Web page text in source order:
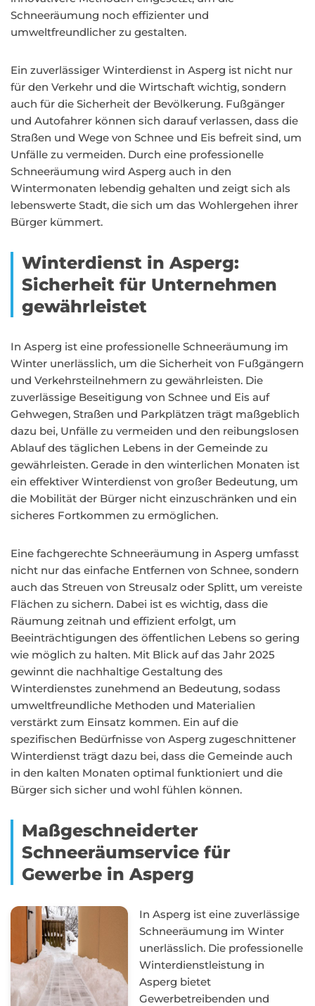
Schneeräumung noch effizienter und
umweltfreundlicher zu gestalten.
Ein zuverlässiger Winterdienst in Asperg ist nicht nur
für den Verkehr und die Wirtschaft wichtig, sondern
auch für die Sicherheit der Bevölkerung. Fußgänger
und Autofahrer können sich darauf verlassen, dass die
Straßen und Wege von Schnee und Eis befreit sind, um
Unfälle zu vermeiden. Durch eine professionelle
Schneeräumung wird Asperg auch in den
Wintermonaten lebendig gehalten und zeigt sich als
lebenswerte Stadt, die sich um das Wohlergehen ihrer
Bürger kümmert.
Winterdienst in Asperg:
Sicherheit für Unternehmen
gewährleistet
In Asperg ist eine professionelle Schneeräumung im
Winter unerlässlich, um die Sicherheit von Fußgängern
und Verkehrsteilnehmern zu gewährleisten. Die
zuverlässige Beseitigung von Schnee und Eis auf
Gehwegen, Straßen und Parkplätzen trägt maßgeblich
dazu bei, Unfälle zu vermeiden und den reibungslosen
Ablauf des täglichen Lebens in der Gemeinde zu
gewährleisten. Gerade in den winterlichen Monaten ist
ein effektiver Winterdienst von großer Bedeutung, um
die Mobilität der Bürger nicht einzuschränken und ein
sicheres Fortkommen zu ermöglichen.
Eine fachgerechte Schneeräumung in Asperg umfasst
nicht nur das einfache Entfernen von Schnee, sondern
auch das Streuen von Streusalz oder Splitt, um vereiste
Flächen zu sichern. Dabei ist es wichtig, dass die
Räumung zeitnah und effizient erfolgt, um
Beeinträchtigungen des öffentlichen Lebens so gering
wie möglich zu halten. Mit Blick auf das Jahr 2025
gewinnt die nachhaltige Gestaltung des
Winterdienstes zunehmend an Bedeutung, sodass
umweltfreundliche Methoden und Materialien
verstärkt zum Einsatz kommen. Ein auf die
spezifischen Bedürfnisse von Asperg zugeschnittener
Winterdienst trägt dazu bei, dass die Gemeinde auch
in den kalten Monaten optimal funktioniert und die
Bürger sich sicher und wohl fühlen können.
Maßgeschneiderter
Schneeräumservice für
Gewerbe in Asperg
In Asperg ist eine zuverlässige
Schneeräumung im Winter
unerlässlich. Die professionelle
Winterdienstleistung in
Asperg bietet
Gewerbetreibenden und